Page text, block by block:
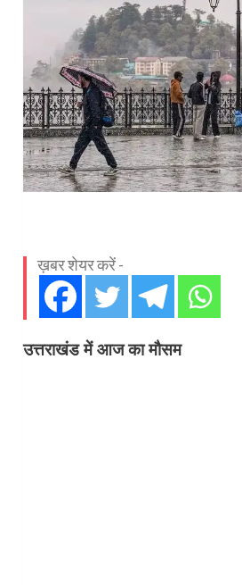
ख़बर शेयर करें -
उत्तराखंड में आज का मौसम